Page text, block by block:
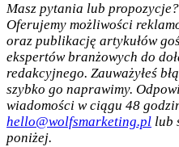
Masz pytania lub
Oferujemy możliwości
oraz publikację artykułów
ekspertów branżowych do
redakcyjnego. Zauważyłeś
szybko go naprawimy.
wiadomości w ciągu 48
hello@wolfsmarketing.pl lub
poniżej.